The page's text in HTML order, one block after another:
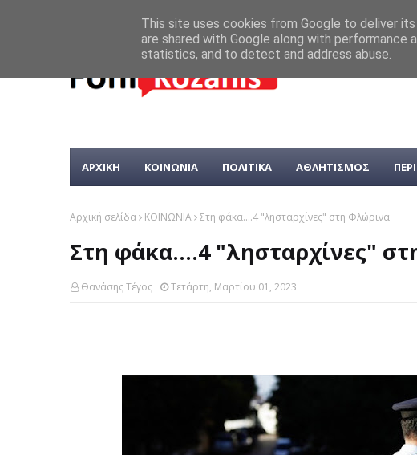
ΑΡΧΙΚΗ ΚΟΙΝΩΝΙΑ ΠΟΛΙΤΙΚΑ ΑΘΛΗΤΙΣΜΟΣ
Αρχική σελίδα ΚΟΙΝΩΝΙΑ Στη φάκα....4 "λησταρχίνες" στη Φλώρινα
Στη φάκα....4 "λησταρχίνες"
Θανάσης Τέγος Τετάρτη, Μαρτίου 01, 2023
This site uses cookies from Google to deliver
are shared with Google along with
statistics, and to detect and address abuse.